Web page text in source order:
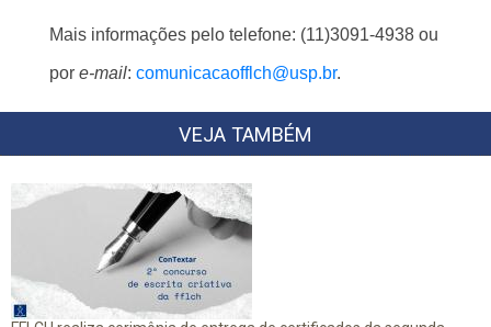
Mais informações pelo telefone: (11)3091-4938 ou
por e-mail: comunicacaofflch@usp.br.
VEJA TAMBÉM